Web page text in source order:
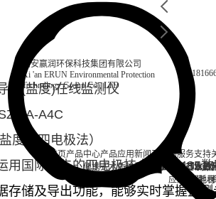
西安赢润环保科技集团有限公司
Xi 'an ERUN Environmental Protection
Technology Group Co., LTD
首页产品中心
便携式水质检测仪
实验室台式水质
试剂耗材
产品应用
循环冷却水饮
地
新闻及案例
企业资讯行业资
应用案例
服务支持
售后
率(盐度)在线监测仪
A-A4C
度（四电极法）
用国际领先的四电极技术，RS485
存储及导出功能，能够实时掌握监